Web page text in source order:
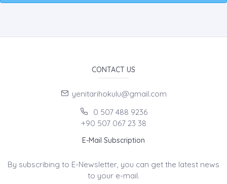
CONTACT US
yenitarihokulu@gmail.com
0 507 488 9236
+90 507 067 23 38
E-Mail Subscription
By subscribing to E-Newsletter, you can get the latest news
to your e-mail.